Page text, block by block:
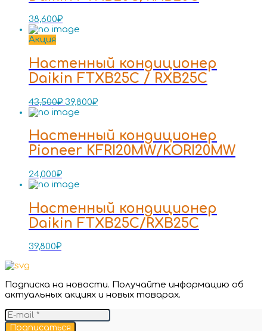
38,600₽
Акция
Настенный кондиционер
Daikin FTXB25C / RXB25C
43,500₽ 39,800₽
Настенный кондиционер
Pioneer KFRI20MW/KORI20MW
24,000₽
Настенный кондиционер
Daikin FTXB25C/RXB25C
39,800₽
Подписка на новости. Получайте информацию об
актуальных акциях и новых товарах.
Подписаться